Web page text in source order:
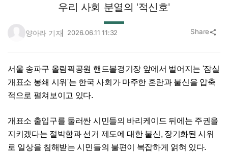
우리 사회 분열의 '적신호'
양아라 기자 2026.06.11 11:32 Share share
서울 송파구 올림픽공원 핸드볼경기장 앞에서 벌어지는 '잠실
개표소 봉쇄 시위'는 한국 사회가 마주한 혼란과 불신을 압축
적으로 펼쳐보이고 있다.
개표소 출입구를 둘러싼 시민들의 바리케이드 뒤에는 주권을
지키겠다는 절박함과 선거 제도에 대한 불신, 장기화된 시위
로 일상을 침해받는 시민들의 불편이 복잡하게 얽혀 있다.